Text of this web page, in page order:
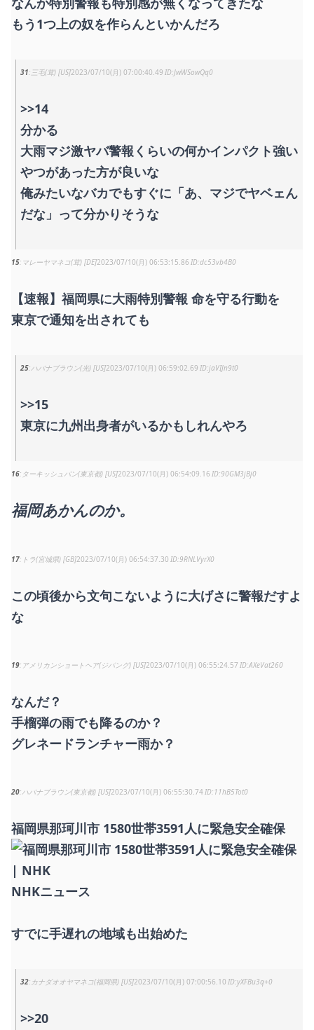
もう1つ上の奴を作らんといかんだろ
31 三毛(茸) [US]2023/07/10(月) 07:00:40.49 JwWSowQq0
>>14
分かる
大雨マジ激ヤバ警報くらいの何かインパクト強い
やつがあった方が良いな
俺みたいなバカでもすぐに「あ、マジでヤベェん
だな」って分かりそうな
15 マレーヤマネコ(茸) [DE]2023/07/10(月) 06:53:15.86 dc53vb4B0
【速報】福岡県に大雨特別警報 命を守る行動を
東京で通知を出されても
25 ハバナブラウン(光) [US]2023/07/10(月) 06:59:02.69 jaVIJn9t0
>>15
東京に九州出身者がいるかもしれんやろ
16 ターキッシュバン(東京都) [US]2023/07/10(月) 06:54:09.16 90GM3jBj0
福岡あかんのか。
17 トラ(宮城県) [GB]2023/07/10(月) 06:54:37.30 9RNLVyrX0
この頃後から文句こないように大げさに警報だすよ
な
19 アメリカンショートヘア(ジパング) [US]2023/07/10(月) 06:55:24.57 AXeVat260
なんだ？
手榴弾の雨でも降るのか？
グレネードランチャー雨か？
20 ハバナブラウン(東京都) [US]2023/07/10(月) 06:55:30.74 11hB5Tot0
福岡県那珂川市 1580世帯3591人に緊急安全確保
NHKニュース
すでに手遅れの地域も出始めた
32 カナダオオヤマネコ(福岡県) [US]2023/07/10(月) 07:00:56.10 yXFBu3q+0
>>20